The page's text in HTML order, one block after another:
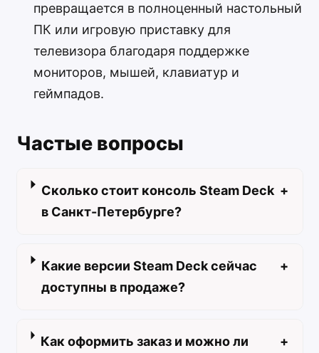
превращается в полноценный настольный
ПК или игровую приставку для
телевизора благодаря поддержке
мониторов, мышей, клавиатур и
геймпадов.
Частые вопросы
Сколько стоит консоль Steam Deck
в Санкт-Петербурге?
+
Какие версии Steam Deck сейчас
доступны в продаже?
+
Как оформить заказ и можно ли
+